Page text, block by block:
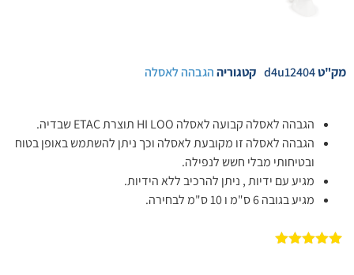
מק"טd4u12404 קטגוריההגבהה לאסלה
הגבהה לאסלה קבועה לאסלה HI LOO תוצרת ETAC שבדיה.
הגבהה לאסלה זו מקובעת לאסלה וכך ניתן להשתמש באופן בטוח
ובטיחותי מבלי חשש לנפילה.
מגיע עם ידיות , ניתן להרכיב ללא הידיות.
מגיע בגובה 6 ס"מ ו 10 ס"מ לבחירה.